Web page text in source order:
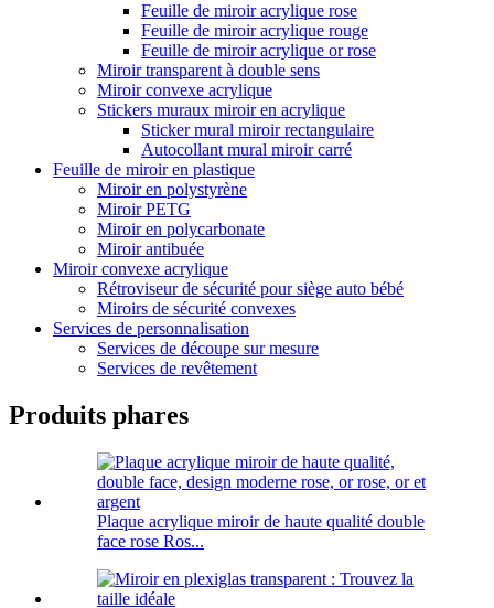
Feuille de miroir acrylique rose
Feuille de miroir acrylique rouge
Feuille de miroir acrylique or rose
Miroir transparent à double sens
Miroir convexe acrylique
Stickers muraux miroir en acrylique
Sticker mural miroir rectangulaire
Autocollant mural miroir carré
Feuille de miroir en plastique
Miroir en polystyrène
Miroir PETG
Miroir en polycarbonate
Miroir antibuée
Miroir convexe acrylique
Rétroviseur de sécurité pour siège auto bébé
Miroirs de sécurité convexes
Services de personnalisation
Services de découpe sur mesure
Services de revêtement
Produits phares
Plaque acrylique miroir de haute qualité double
face rose Ros...